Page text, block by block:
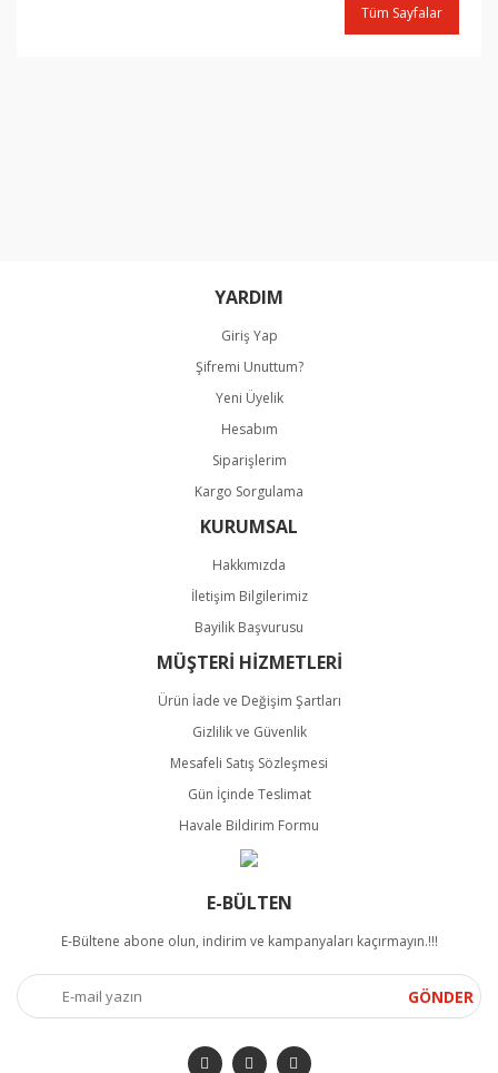
Tüm Sayfalar
YARDIM
Giriş Yap
Şifremi Unuttum?
Yeni Üyelik
Hesabım
Siparişlerim
Kargo Sorgulama
KURUMSAL
Hakkımızda
İletişim Bilgilerimiz
Bayilik Başvurusu
MÜŞTERİ HİZMETLERİ
Ürün İade ve Değişim Şartları
Gizlilik ve Güvenlik
Mesafeli Satış Sözleşmesi
Gün İçinde Teslimat
Havale Bildirim Formu
E-BÜLTEN
E-Bültene abone olun, indirim ve kampanyaları kaçırmayın.!!!
GÖNDER